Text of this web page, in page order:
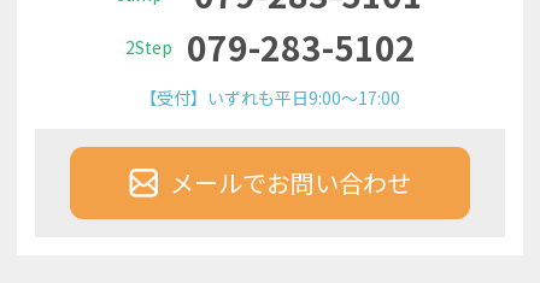
2Step 079-283-5102
【受付】いずれも平日9:00～17:00
メールでお問い合わせ